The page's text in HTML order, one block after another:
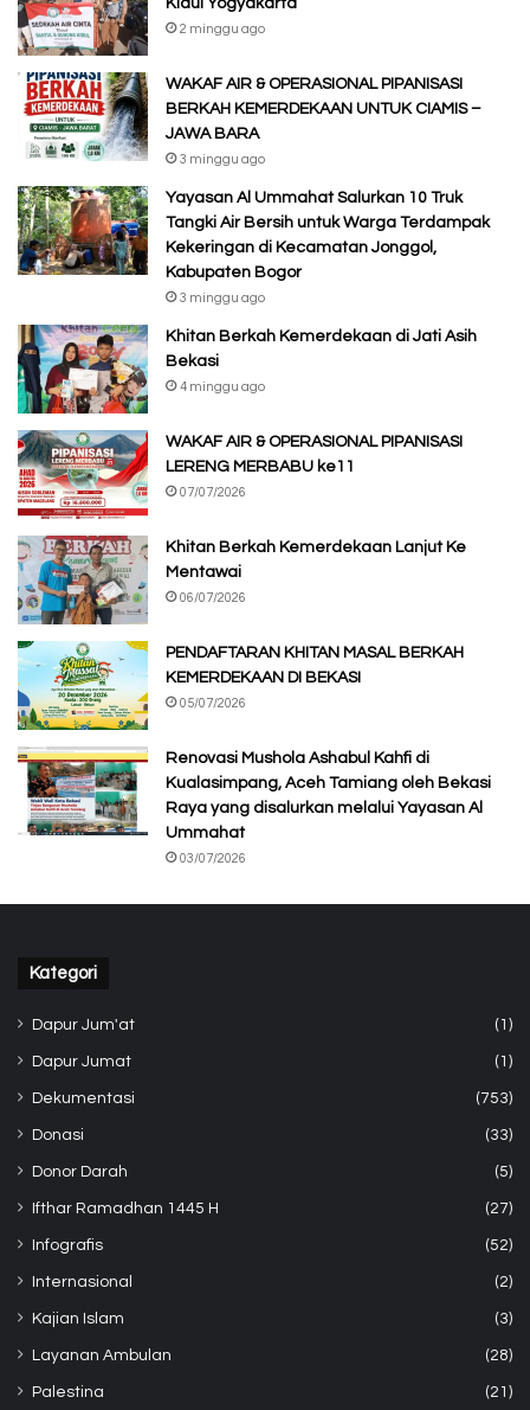
Kidul Yogyakarta
2 minggu ago
WAKAF AIR & OPERASIONAL PIPANISASI
BERKAH KEMERDEKAAN UNTUK CIAMIS –
JAWA BARA
3 minggu ago
Yayasan Al Ummahat Salurkan 10 Truk
Tangki Air Bersih untuk Warga Terdampak
Kekeringan di Kecamatan Jonggol,
Kabupaten Bogor
3 minggu ago
Khitan Berkah Kemerdekaan di Jati Asih
Bekasi
4 minggu ago
WAKAF AIR & OPERASIONAL PIPANISASI
LERENG MERBABU ke11
07/07/2026
Khitan Berkah Kemerdekaan Lanjut Ke
Mentawai
06/07/2026
PENDAFTARAN KHITAN MASAL BERKAH
KEMERDEKAAN DI BEKASI
05/07/2026
Renovasi Mushola Ashabul Kahfi di
Kualasimpang, Aceh Tamiang oleh Bekasi
Raya yang disalurkan melalui Yayasan Al
Ummahat
03/07/2026
Kategori
Dapur Jum'at (1)
Dapur Jumat (1)
Dekumentasi (753)
Donasi (33)
Donor Darah (5)
Ifthar Ramadhan 1445 H (27)
Infografis (52)
Internasional (2)
Kajian Islam (3)
Layanan Ambulan (28)
Palestina (21)